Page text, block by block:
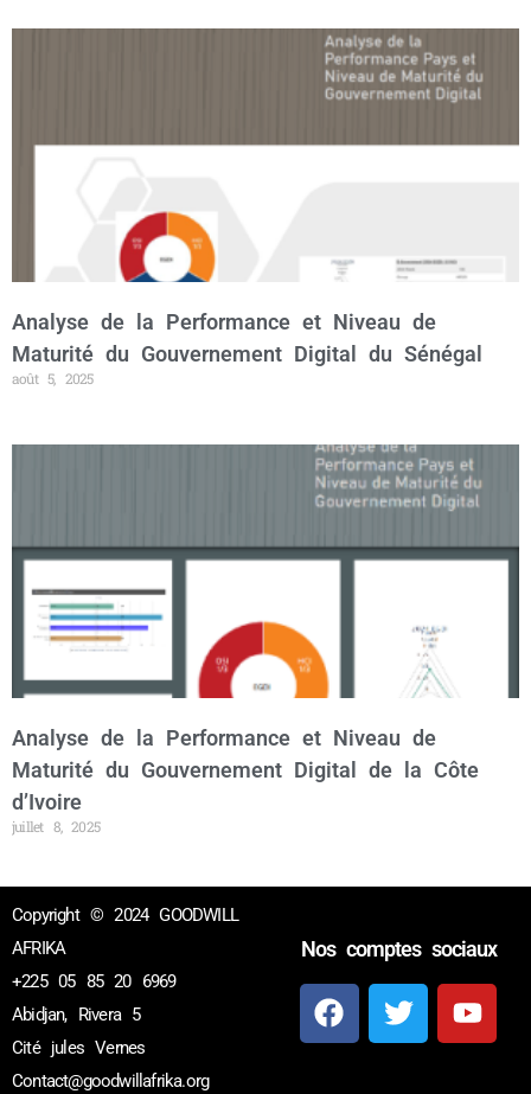
Analyse de la Performance et Niveau de
Maturité du Gouvernement Digital du Sénégal
août 5, 2025
Analyse de la Performance et Niveau de
Maturité du Gouvernement Digital de la Côte
d’Ivoire
juillet 8, 2025
Copyright © 2024 GOODWILL
AFRIKA
+225 05 85 20 6969
Abidjan, Rivera 5
Cité jules Vernes
Contact@goodwillafrika.org
Nos comptes sociaux